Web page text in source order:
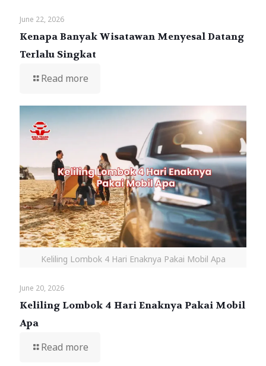
June 22, 2026
Kenapa Banyak Wisatawan Menyesal Datang
Terlalu Singkat
Read more
Keliling Lombok 4 Hari Enaknya Pakai Mobil Apa
June 20, 2026
Keliling Lombok 4 Hari Enaknya Pakai Mobil
Apa
Read more